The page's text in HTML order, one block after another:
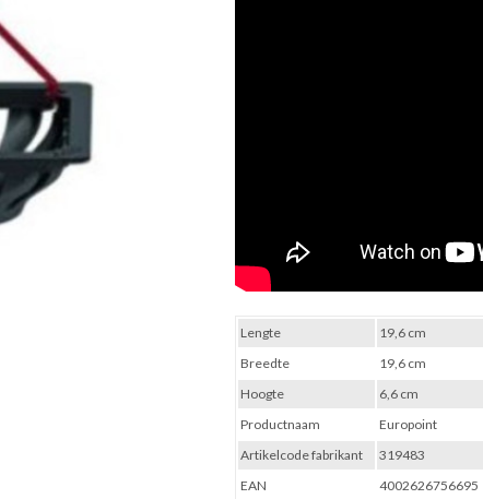
Lengte
19,6 cm
Breedte
19,6 cm
Hoogte
6,6 cm
Productnaam
Europoint
Artikelcode fabrikant
319483
EAN
4002626756695